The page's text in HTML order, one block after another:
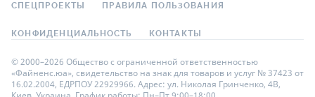
СПЕЦПРОЕКТЫ ПРАВИЛА ПОЛЬЗОВАНИЯ
КОНФИДЕНЦИАЛЬНОСТЬ КОНТАКТЫ
© 2000–2026 Общество с ограниченной ответственностью
«Файненс.юа», свидетельство на знак для товаров и услуг № 37423 от
16.02.2004, ЕДРПОУ 22929966. Адрес: ул. Николая Гринченко, 4В,